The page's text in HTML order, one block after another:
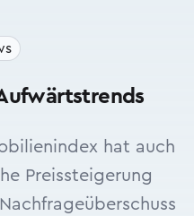
hat auch
Preissteigerung